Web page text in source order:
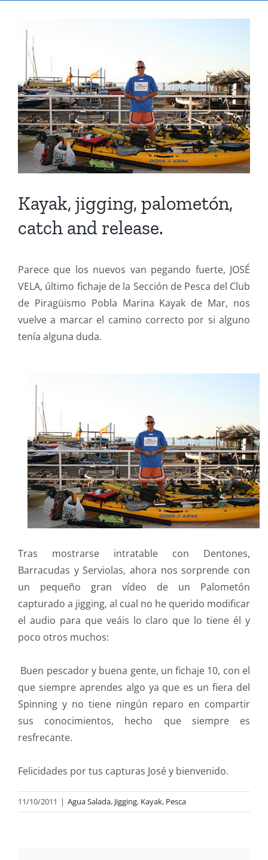
más
grande
Kayak, jigging, palometón,
catch and release.
Parece que los nuevos van pegando fuerte, JOSÉ
VELA, último fichaje de la Sección de Pesca del Club
de Piragüismo Pobla Marina Kayak de Mar, nos
vuelve a marcar el camino correcto por si alguno
tenía alguna duda.
Tras mostrarse intratable con Dentones,
Barracudas y Serviolas, ahora nos sorprende con
un pequeño gran vídeo de un Palometón
capturado a jigging, al cual no he querido modificar
el audio para que veáis lo claro que lo tiene él y
poco otros muchos:
Buen pescador y buena gente, un fichaje 10, con el
que siempre aprendes algo ya que es un fiera del
Spinning y no tiene ningún reparo en compartir
sus conocimientos, hecho que siempre es
resfrecante.
Felicidades por tus capturas José y bienvenido.
11/10/2011 | Agua Salada, Jigging, Kayak, Pesca